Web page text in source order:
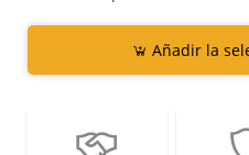
Añadir la